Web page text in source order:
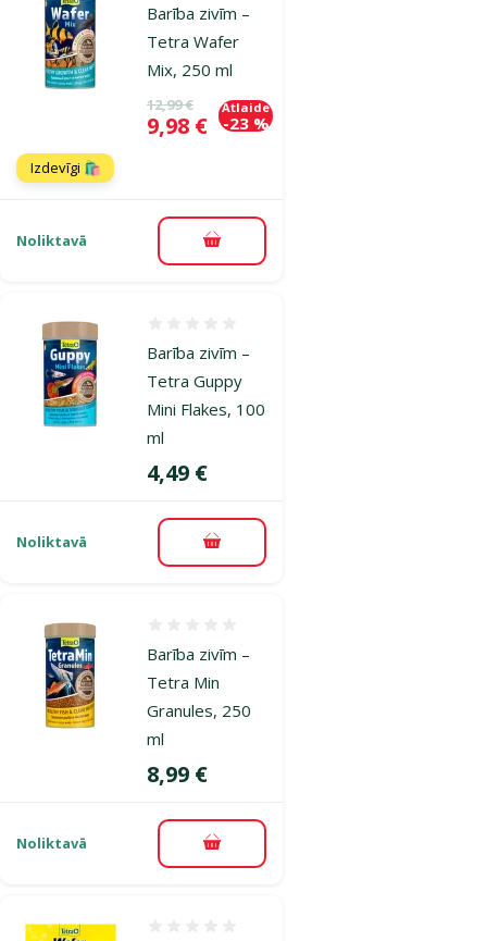
Barība zivīm –
Tetra Wafer
Mix, 250 ml
Oriģinālā cena
12,99 €
Cena
9,98 €
Atlaide
-23 %
Izdevīgi 🛍️
Noliktavā Pievienot grozam
Barība zivīm –
Tetra Guppy
Mini Flakes, 100
ml
Cena
4,49 €
Noliktavā Pievienot grozam
Barība zivīm –
Tetra Min
Granules, 250
ml
Cena
8,99 €
Noliktavā Pievienot grozam